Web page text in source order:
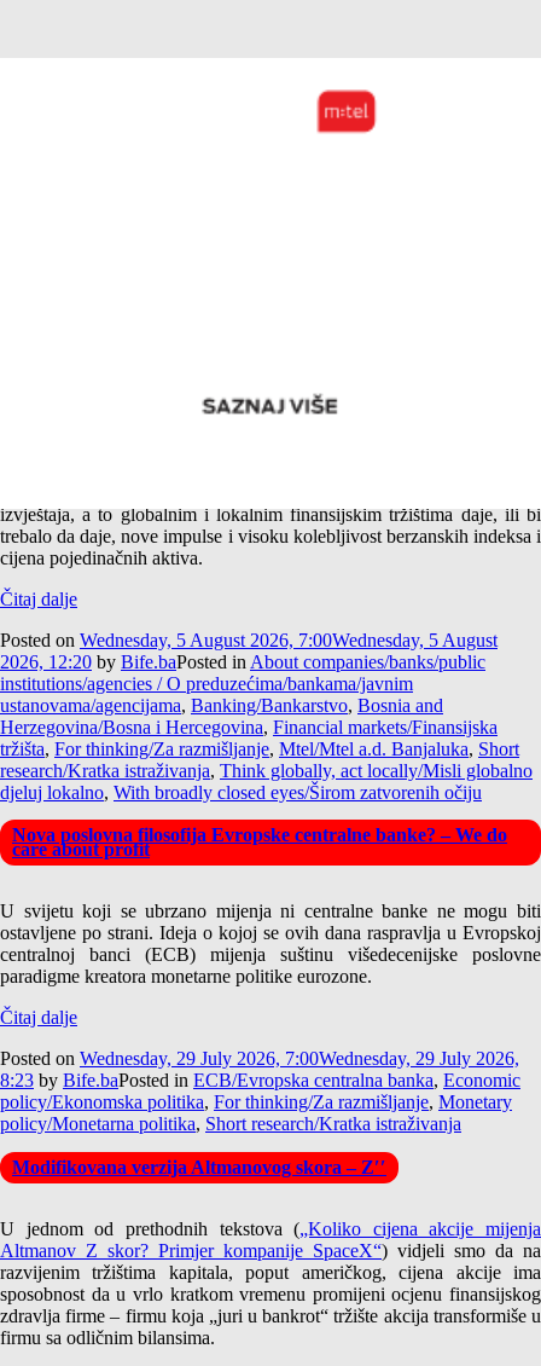
Američki i srpski SpaceX ponovo u raskoraku – Nakon
izvještaja, a to globalnim i lokalnim finansijskim tržištima daje, ili bi
trebalo da daje, nove impulse i visoku kolebljivost berzanskih indeksa i
cijena pojedinačnih aktiva.
Čitaj dalje
Posted on Wednesday, 5 August 2026, 7:00Wednesday, 5 August
2026, 12:20 by Bife.baPosted in About companies/banks/public
institutions/agencies / O preduzećima/bankama/javnim
ustanovama/agencijama, Banking/Bankarstvo, Bosnia and
Herzegovina/Bosna i Hercegovina, Financial markets/Finansijska
tržišta, For thinking/Za razmišljanje, Mtel/Mtel a.d. Banjaluka, Short
research/Kratka istraživanja, Think globally, act locally/Misli globalno
djeluj lokalno, With broadly closed eyes/Širom zatvorenih očiju
Nova poslovna filosofija Evropske centralne banke? – We do
care about profit
U svijetu koji se ubrzano mijenja ni centralne banke ne mogu biti
ostavljene po strani. Ideja o kojoj se ovih dana raspravlja u Evropskoj
centralnoj banci (ECB) mijenja suštinu višedecenijske poslovne
paradigme kreatora monetarne politike eurozone.
Čitaj dalje
Posted on Wednesday, 29 July 2026, 7:00Wednesday, 29 July 2026,
8:23 by Bife.baPosted in ECB/Evropska centralna banka, Economic
policy/Ekonomska politika, For thinking/Za razmišljanje, Monetary
policy/Monetarna politika, Short research/Kratka istraživanja
Modifikovana verzija Altmanovog skora – Z′′
U jednom od prethodnih tekstova („Koliko cijena akcije mijenja
Altmanov Z skor? Primjer kompanije SpaceX“) vidjeli smo da na
razvijenim tržištima kapitala, poput američkog, cijena akcije ima
sposobnost da u vrlo kratkom vremenu promijeni ocjenu finansijskog
zdravlja firme – firmu koja „juri u bankrot“ tržište akcija transformiše u
firmu sa odličnim bilansima.